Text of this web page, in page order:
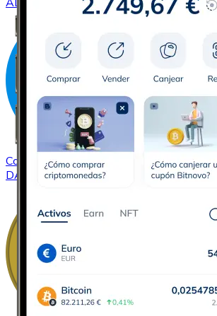
ComprarDashcon transferencia
DASH